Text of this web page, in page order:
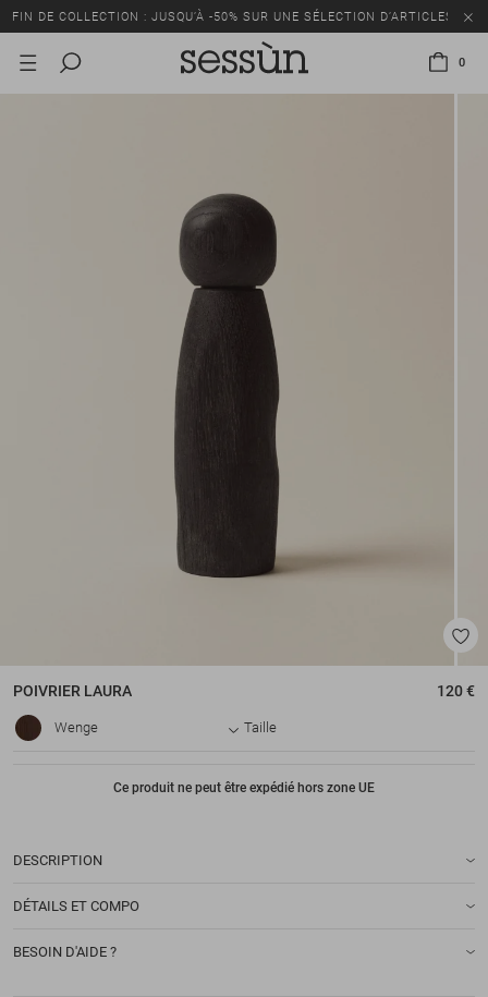
FIN DE COLLECTION : JUSQU’À -50% SUR UNE SÉLECTION D’ARTICLES
0
POIVRIER LAURA 120 €
Wenge Taille
Ce produit ne peut être expédié hors zone UE
DESCRIPTION
DÉTAILS ET COMPO
BESOIN D'AIDE ?